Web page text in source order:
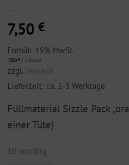
7,50 €
Enthält 19% MwSt.
(7,50 €/ 1 Stück)
zzgl.Versand
Lieferzeit: ca. 2-3 Werktage
Füllmaterial Sizzle Pack
einer Tüte)
10 vorrätig